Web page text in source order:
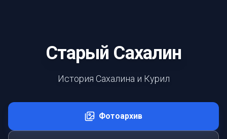
Старый Сахалин
История Сахалина и Курил
Фотоархив